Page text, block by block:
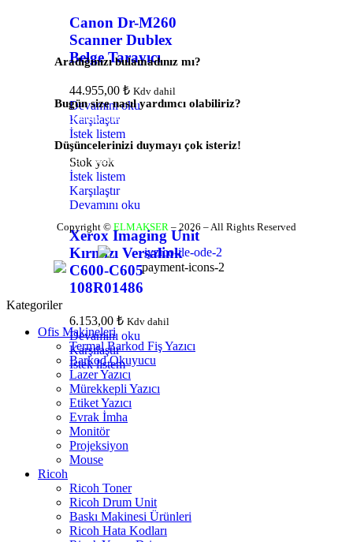
Canon Dr-M260
Scanner Dublex
Belge Tarayıcı
44.955,00 ₺ Kdv dahil
Devamını oku
Karşılaştır
İstek listem
Stok yok
İstek listem
Karşılaştır
Devamını oku
Xerox Imaging Unit
Kırmızı Versalink
C600-C605
108R01486
6.153,00 ₺ Kdv dahil
Devamını oku
Karşılaştır
İstek listem
Aradığınızı bulamadınız mı?
Bugün size nasıl yardımcı olabiliriz?
Destek Merkezi
Düşüncelerinizi duymayı çok isteriz!
Geri Bildirim Yapın
Copyright © ELMAKSER – 2026 – All Rights Reserved
Kategoriler
Ofis Makineleri
Termal Barkod Fiş Yazıcı
Barkod Okuyucu
Lazer Yazıcı
Mürekkepli Yazıcı
Etiket Yazıcı
Evrak İmha
Monitör
Projeksiyon
Mouse
Ricoh
Ricoh Toner
Ricoh Drum Unit
Baskı Makinesi Ürünleri
Ricoh Hata Kodları